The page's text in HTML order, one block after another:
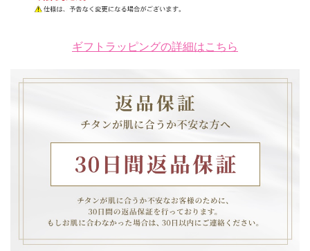
ギフトラッピングの詳細はこちら